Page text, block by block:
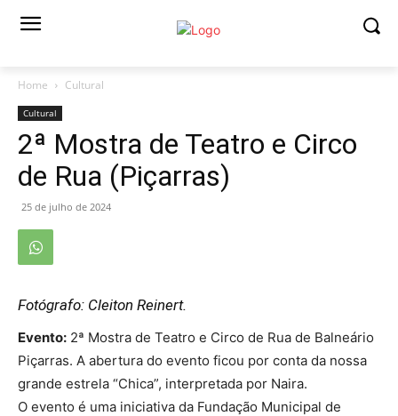
Home Cultural
Cultural
2ª Mostra de Teatro e Circo
de Rua (Piçarras)
25 de julho de 2024
Fotógrafo: Cleiton Reinert.
Evento: 2ª Mostra de Teatro e Circo de Rua de Balneário
Piçarras. A abertura do evento ficou por conta da nossa
grande estrela “Chica”, interpretada por Naira.
O evento é uma iniciativa da Fundação Municipal de